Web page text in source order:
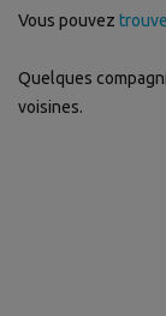
Vous pouvez
Quelques
voisines.